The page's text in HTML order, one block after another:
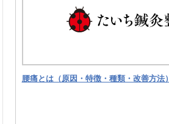
腰痛とは（原因・特徴・種類・改善方法）